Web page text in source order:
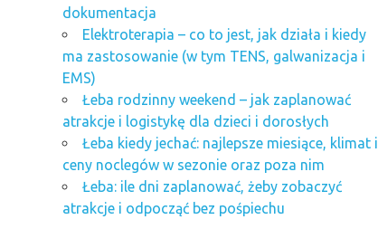
dokumentacja
Elektroterapia – co to jest, jak działa i kiedy
ma zastosowanie (w tym TENS, galwanizacja i
EMS)
Łeba rodzinny weekend – jak zaplanować
atrakcje i logistykę dla dzieci i dorosłych
Łeba kiedy jechać: najlepsze miesiące, klimat i
ceny noclegów w sezonie oraz poza nim
Łeba: ile dni zaplanować, żeby zobaczyć
atrakcje i odpocząć bez pośpiechu